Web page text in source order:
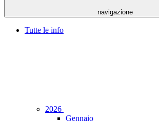
navigazione
Tutte le info
2026
Gennaio